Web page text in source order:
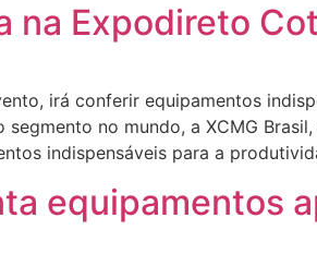
na Expodireto
irá conferir equipamentos
no mundo, a XCMG
indispensáveis para a
equipamentos